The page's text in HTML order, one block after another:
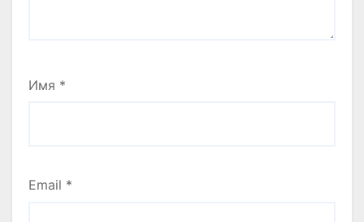
Имя *
Email *